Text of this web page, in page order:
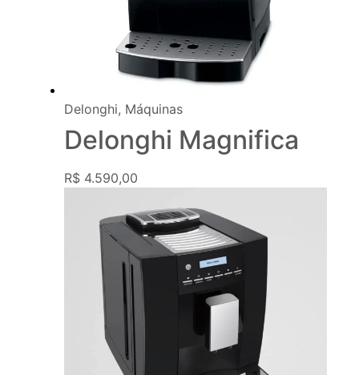
Delonghi, Máquinas
Delonghi Magnifica
R$ 4.590,00